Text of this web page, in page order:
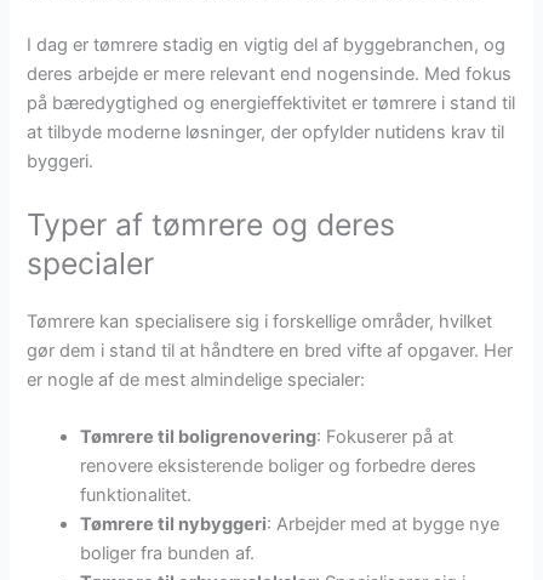
I dag er tømrere stadig en vigtig del af byggebranchen, og
deres arbejde er mere relevant end nogensinde. Med fokus
på bæredygtighed og energieffektivitet er tømrere i stand til
at tilbyde moderne løsninger, der opfylder nutidens krav til
byggeri.
Typer af tømrere og deres
specialer
Tømrere kan specialisere sig i forskellige områder, hvilket
gør dem i stand til at håndtere en bred vifte af opgaver. Her
er nogle af de mest almindelige specialer:
Tømrere til boligrenovering: Fokuserer på at
renovere eksisterende boliger og forbedre deres
funktionalitet.
Tømrere til nybyggeri: Arbejder med at bygge nye
boliger fra bunden af.